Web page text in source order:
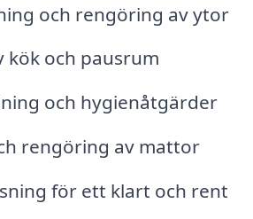
och rengöring av ytor
kök och pausrum
och hygienåtgärder
rengöring av mattor
för ett klart och rent